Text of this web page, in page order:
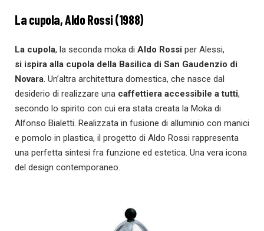
La cupola, Aldo Rossi (1988)
La cupola, la seconda moka di Aldo Rossi per Alessi,
si ispira alla cupola della Basilica di San Gaudenzio di
Novara . Un’altra architettura domestica, che nasce dal
desiderio di realizzare una caffettiera accessibile a tutti,
secondo lo spirito con cui era stata creata la Moka di
Alfonso Bialetti. Realizzata in fusione di alluminio con manici
e pomolo in plastica, il progetto di Aldo Rossi rappresenta
una perfetta sintesi fra funzione ed estetica. Una vera icona
del design contemporaneo.